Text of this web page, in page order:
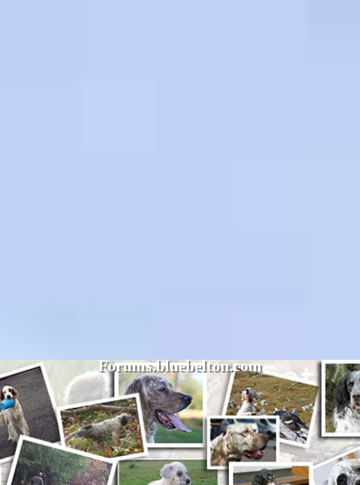
Forums.bluebelton.com